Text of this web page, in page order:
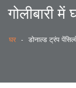
गोलीबारी में
घर डोनाल्ड ट्रंप